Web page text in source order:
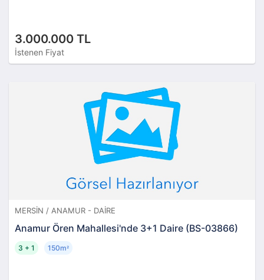
3.000.000 TL
İstenen Fiyat
MERSIN / ANAMUR - DAIRE
Anamur Ören Mahallesi'nde 3+1 Daire (BS-03866)
3 + 1 150m²